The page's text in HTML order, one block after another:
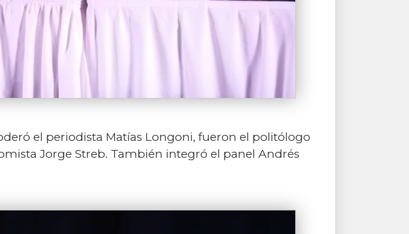
el periodista Matías Longoni, fueron el politólogo
Jorge Streb. También integró el panel Andrés